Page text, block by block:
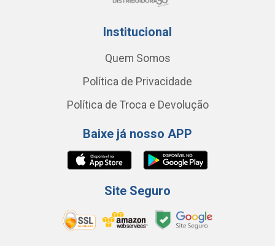
Institucional
Quem Somos
Política de Privacidade
Política de Troca e Devolução
Baixe já nosso APP
Site Seguro